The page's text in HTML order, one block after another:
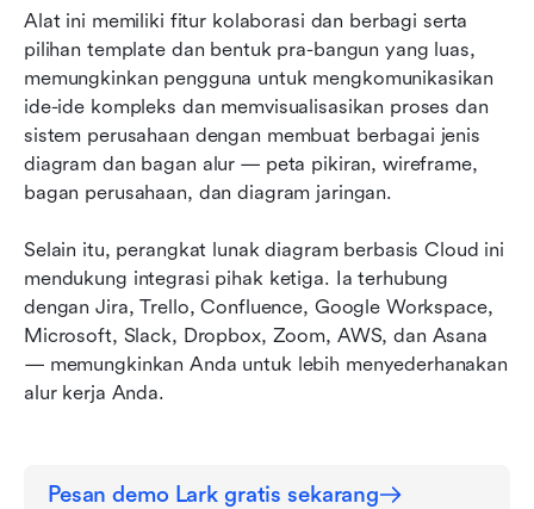
Alat ini memiliki fitur kolaborasi dan berbagi serta
pilihan template dan bentuk pra-bangun yang luas,
memungkinkan pengguna untuk mengkomunikasikan
ide-ide kompleks dan memvisualisasikan proses dan
sistem perusahaan dengan membuat berbagai jenis
diagram dan bagan alur — peta pikiran, wireframe,
bagan perusahaan, dan diagram jaringan.
Selain itu, perangkat lunak diagram berbasis Cloud ini
mendukung integrasi pihak ketiga. Ia terhubung
dengan Jira, Trello, Confluence, Google Workspace,
Microsoft, Slack, Dropbox, Zoom, AWS, dan Asana
— memungkinkan Anda untuk lebih menyederhanakan
alur kerja Anda.
Pesan demo Lark gratis sekarang